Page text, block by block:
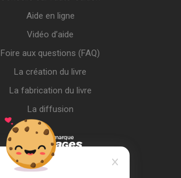
Aide en ligne
Vidéo d’aide
Foire aux questions (FAQ)
La création du livre
La fabrication du livre
La diffusion